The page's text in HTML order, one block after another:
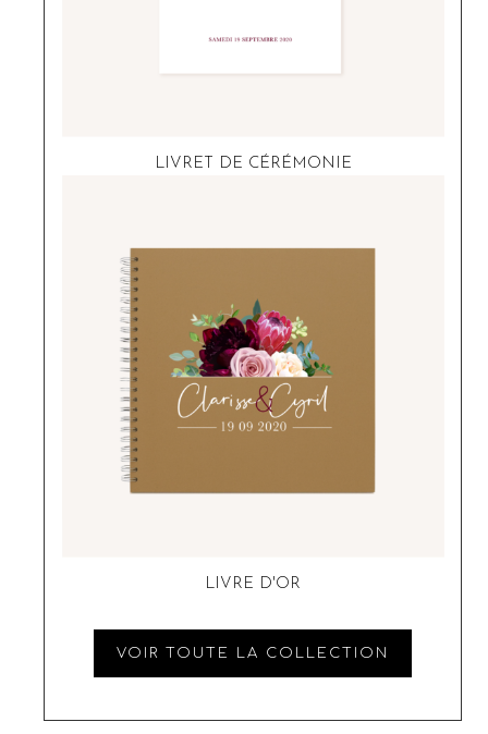
LIVRET DE CÉRÉMONIE
LIVRE D'OR
VOIR TOUTE LA COLLECTION